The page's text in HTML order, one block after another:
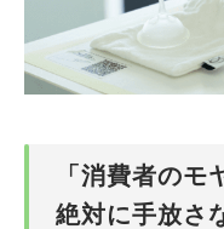
「消費者の
絶対に手放さ